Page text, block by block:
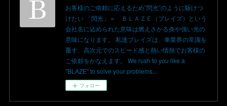
お客様のご依頼に応えるため”閃光”のように駆けつ
けたい 「閃光」＝ ＢＬＡＺＥ（ブレイズ）という
会社名に込められた意味は燃えさかる炎や強い光の
意味になります。 私達ブレイズは、車業界の常識を
覆す、高次元でのスピード感と熱い情熱でお客様の
ご依頼をかなえます。 We rush to you like a
"BLAZE" to solve your problems...
フォロー